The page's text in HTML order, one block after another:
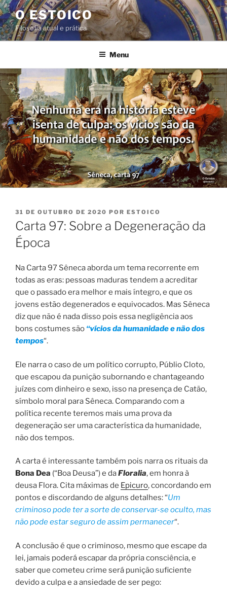
Pular
para
o
conteúdo
O ESTOICO
Filosofia atual e prática
Menu
PUBLICADO
EM
31 DE OUTUBRO DE 2020 POR ESTOICO
Carta 97: Sobre a Degeneração da
Época
Na Carta 97 Sêneca aborda um tema recorrente em
todas as eras: pessoas maduras tendem a acreditar
que o passado era melhor e mais íntegro, e que os
jovens estão degenerados e equivocados. Mas Sêneca
diz que não é nada disso pois essa negligência aos
bons costumes são “vícios da humanidade e não dos
tempos“.
Ele narra o caso de um político corrupto, Públio Cloto,
que escapou da punição subornando e chantageando
juízes com dinheiro e sexo, isso na presença de Catão,
símbolo moral para Sêneca. Comparando com a
política recente teremos mais uma prova da
degeneração ser uma característica da humanidade,
não dos tempos.
A carta é interessante também pois narra os rituais da
Bona Dea (“Boa Deusa”) e daFloralia, em honra à
deusa Flora. Cita máximas de Epicuro, concordando em
pontos e discordando de alguns detalhes: “Um
criminoso pode ter a sorte de conservar-se oculto, mas
não pode estar seguro de assim permanecer“.
A conclusão é que o criminoso, mesmo que escape da
lei, jamais poderá escapar da própria consciência, e
saber que cometeu crime será punição suficiente
devido a culpa e a ansiedade de ser pego: